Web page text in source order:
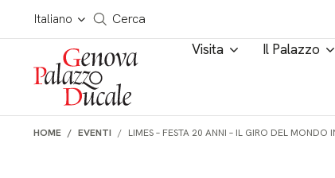
Salta al contenuto
Italiano
Cerca in tutto il sito
Cerca
Visita Il Palazzo
HOME EVENTI LIMES – FESTA 20 ANNI – IL GIRO DEL MONDO